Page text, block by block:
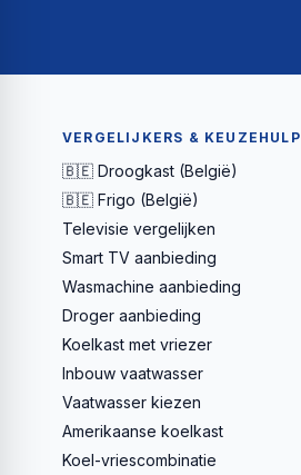
VERGELIJKERS & KEUZEHULP
🇧🇪 Droogkast (België)
🇧🇪 Frigo (België)
Televisie vergelijken
Smart TV aanbieding
Wasmachine aanbieding
Droger aanbieding
Koelkast met vriezer
Inbouw vaatwasser
Vaatwasser kiezen
Amerikaanse koelkast
Koel-vriescombinatie